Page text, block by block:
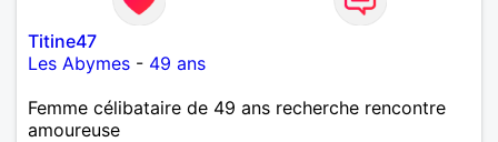
Titine47
Les Abymes - 49 ans
Femme célibataire de 49 ans recherche rencontre
amoureuse